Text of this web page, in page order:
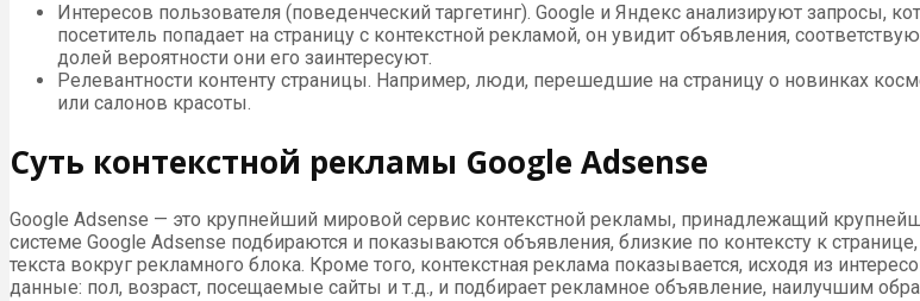
Интересов пользователя (поведенческий таргетинг). Google и Яндекс анализируют запросы,
посетитель попадает на страницу с контекстной рекламой, он увидит объявления,
долей вероятности они его заинтересуют.
Релевантности контенту страницы. Например, люди, перешедшие на страницу о новинках
или салонов красоты.
Суть контекстной рекламы Google Adsense
Google Adsense — это крупнейший мировой сервис контекстной рекламы, принадлежащий
системе Google Adsense подбираются и показываются объявления, близкие по контексту к
текста вокруг рекламного блока. Кроме того, контекстная реклама показывается, исходя из
данные: пол, возраст, посещаемые сайты и т.д., и подбирает рекламное объявление, наилучшим